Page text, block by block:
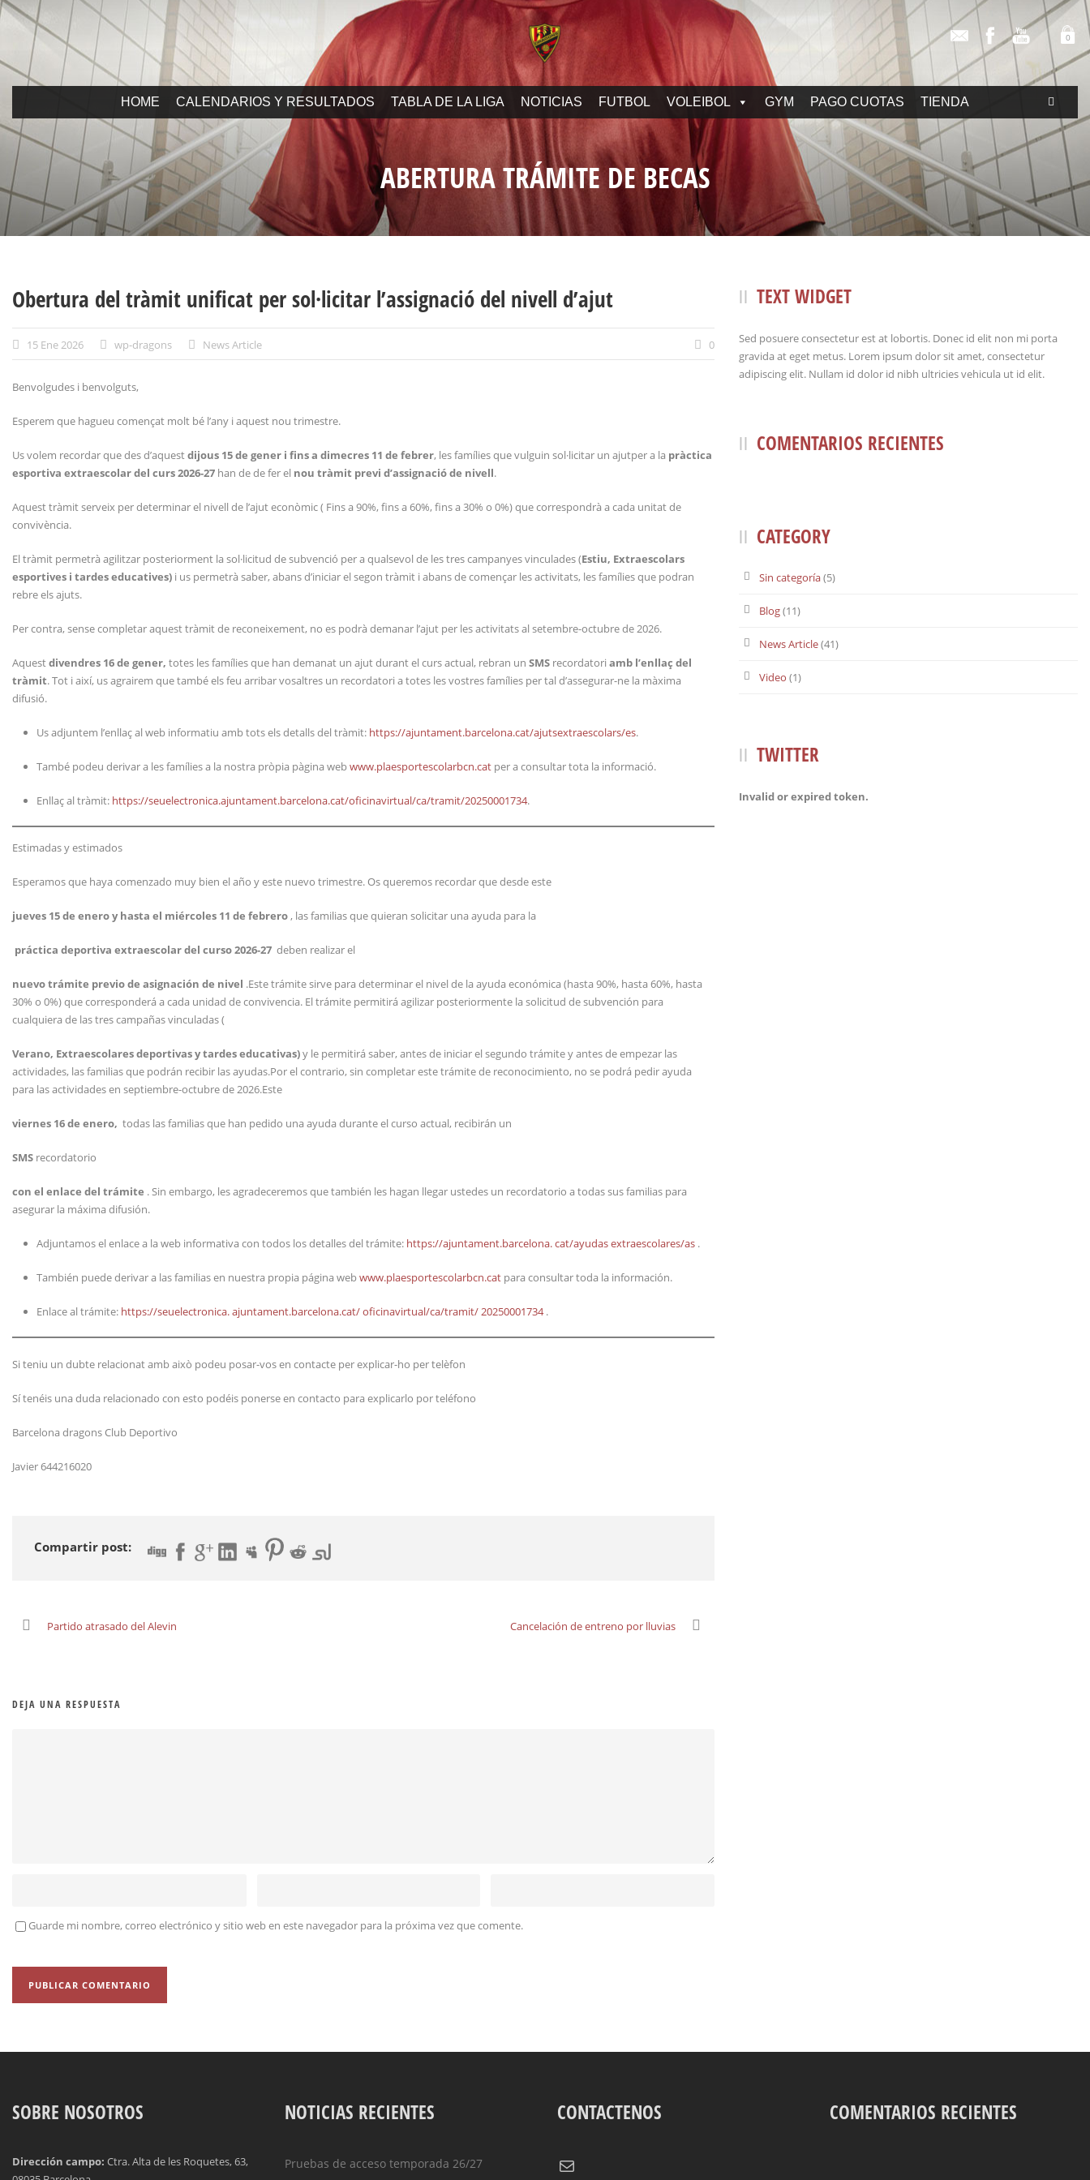
0
HOME CALENDARIOS Y RESULTADOS TABLA DE LA LIGA NOTICIAS FUTBOL VOLEIBOL GYM PAGO CUOTAS TIENDA
ABERTURA TRÁMITE DE BECAS
Obertura del tràmit unificat per sol·licitar l’assignació del nivell d’ajut
15 Ene 2026 wp-dragons News Article 0
Benvolgudes i benvolguts,
Esperem que hagueu començat molt bé l’any i aquest nou trimestre.
Us volem recordar que des d’aquestdijous 15 de gener i fins a dimecres 11 de febrer, les famílies que vulguin sol·licitar un ajutper a la pràctica
esportiva extraescolar del curs 2026-27 han de de fer el nou tràmit previ d’assignació de nivell.
Aquest tràmit serveix per determinar el nivell de l’ajut econòmic ( Fins a 90%, fins a 60%, fins a 30% o 0%) que correspondrà a cada unitat de
convivència.
El tràmit permetrà agilitzar posteriorment la sol·licitud de subvenció per a qualsevol de les tres campanyes vinculades (Estiu, Extraescolars
esportives i tardes educatives) i us permetrà saber, abans d’iniciar el segon tràmit i abans de començar les activitats, les famílies que podran
rebre els ajuts.
Per contra, sense completar aquest tràmit de reconeixement, no es podrà demanar l’ajut per les activitats al setembre-octubre de 2026.
Aquestdivendres 16 de gener, totes les famílies que han demanat un ajut durant el curs actual, rebran un SMS recordatori amb l’enllaç del
tràmit. Tot i així, us agrairem que també els feu arribar vosaltres un recordatori a totes les vostres famílies per tal d’assegurar-ne la màxima
difusió.
Us adjuntem l’enllaç al web informatiu amb tots els detalls del tràmit: https://ajuntament.barcelona.cat/ajutsextraescolars/es.
També podeu derivar a les famílies a la nostra pròpia pàgina webwww.plaesportescolarbcn.cat per a consultar tota la informació.
Enllaç al tràmit: https://seuelectronica.ajuntament.barcelona.cat/oficinavirtual/ca/tramit/20250001734.
Estimadas y estimados
Esperamos que haya comenzado muy bien el año y este nuevo trimestre. Os queremos recordar que desde este
jueves 15 de enero y hasta el miércoles 11 de febrero, las familias que quieran solicitar una ayuda para la
práctica deportiva extraescolar del curso 2026-27 deben realizar el
nuevo trámite previo de asignación de nivel .Este trámite sirve para determinar el nivel de la ayuda económica (hasta 90%, hasta 60%, hasta
30% o 0%) que corresponderá a cada unidad de convivencia. El trámite permitirá agilizar posteriormente la solicitud de subvención para
cualquiera de las tres campañas vinculadas (
Verano, Extraescolares deportivas y tardes educativas)y le permitirá saber, antes de iniciar el segundo trámite y antes de empezar las
actividades, las familias que podrán recibir las ayudas.Por el contrario, sin completar este trámite de reconocimiento, no se podrá pedir ayuda
para las actividades en septiembre-octubre de 2026.Este
viernes 16 de enero, todas las familias que han pedido una ayuda durante el curso actual, recibirán un
SMS recordatorio
con el enlace del trámite . Sin embargo, les agradeceremos que también les hagan llegar ustedes un recordatorio a todas sus familias para
asegurar la máxima difusión.
Adjuntamos el enlace a la web informativa con todos los detalles del trámite: https://ajuntament.barcelona.cat/ayudas extraescolares/as .
También puede derivar a las familias en nuestra propia página webwww.plaesportescolarbcn.cat para consultar toda la información.
Enlace al trámite: https://seuelectronica. ajuntament.barcelona.cat/ oficinavirtual/ca/tramit/ 20250001734.
Si teniu un dubte relacionat amb això podeu posar-vos en contacte per explicar-ho per telèfon
Sí tenéis una duda relacionado con esto podéis ponerse en contacto para explicarlo por teléfono
Barcelona dragons Club Deportivo
Javier 644216020
Compartir post:
Partido atrasado del Alevin Cancelación de entreno por lluvias
DEJA UNA RESPUESTA
Guarde mi nombre, correo electrónico y sitio web en este navegador para la próxima vez que comente.
TEXT WIDGET
Sed posuere consectetur est at lobortis. Donec id elit non mi porta
gravida at eget metus. Lorem ipsum dolor sit amet, consectetur
adipiscing elit. Nullam id dolor id nibh ultricies vehicula ut id elit.
COMENTARIOS RECIENTES
CATEGORY
Sin categoría(5)
Blog(11)
News Article(41)
Video (1)
TWITTER
Invalid or expired token.
SOBRE NOSOTROS
Dirección campo: Ctra. Alta de les Roquetes, 63,
NOTICIAS RECIENTES
Pruebas de acceso temporada 26/27
CONTACTENOS
Correo electrónico
COMENTARIOS RECIENTES